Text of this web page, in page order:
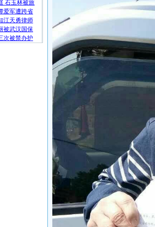
石玉林被旅
爱军遭跨省
江天勇律师
被武汉国保
次被禁办护